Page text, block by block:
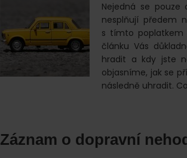
Nejedná se
nesplňují předem
s tímto poplatkem
článku Vás
hradit a kdy jste
objasníme, jak se
následně uhradit.
Záznam o dopravní